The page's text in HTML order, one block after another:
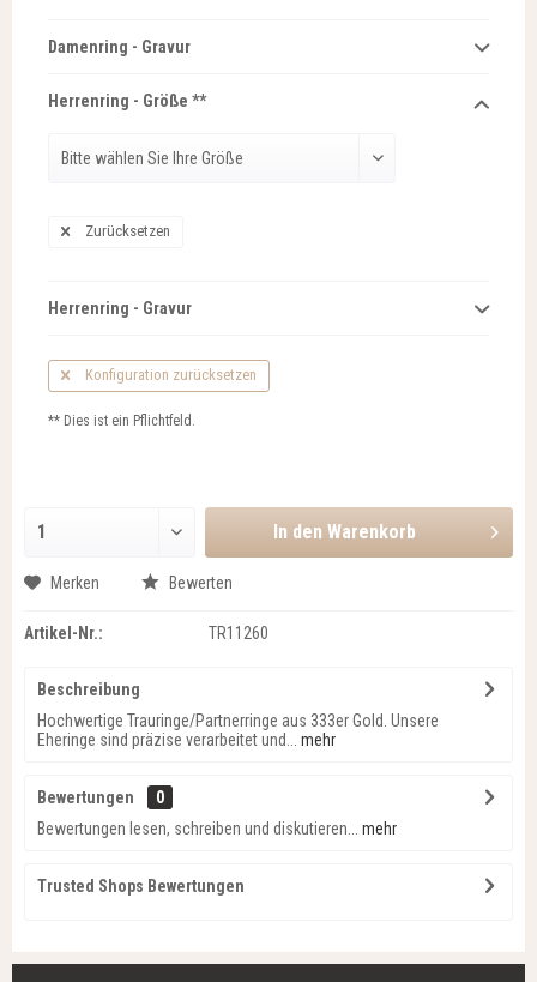
Damenring - Gravur
Herrenring - Größe **
Zurücksetzen
Herrenring - Gravur
Konfiguration zurücksetzen
** Dies ist ein Pflichtfeld.
In den Warenkorb
Merken Bewerten
Artikel-Nr.: TR11260
Beschreibung
Hochwertige Trauringe/Partnerringe aus 333er Gold. Unsere
Eheringe sind präzise verarbeitet und...
mehr
Bewertungen
0
Bewertungen lesen, schreiben und diskutieren...
mehr
Trusted Shops Bewertungen